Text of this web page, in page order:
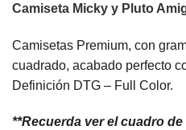
Camiseta Micky y Pluto
Camisetas Premium, con
cuadrado, acabado perfecto
Definición DTG – Full Color.
**Recuerda ver el cuadro